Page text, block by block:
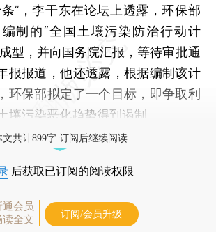
，李干东在论坛上透露，环保部
制的“全国土壤污染防治行动计
型，并向国务院汇报，等待审批通
报报道，他还透露，根据编制该计
环保部拟定了一个目标，即争取利
壤污染恶化趋势得到遏制。
文共计899字 订阅后继续阅读
后获取已订阅的阅读权限
通会员
读全文
订阅/会员升级